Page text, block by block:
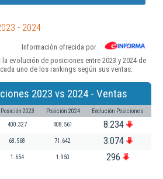
- 2024
Información ofrecida por
evolución de posiciones entre 2023 y 2024 de
uno de los rankings según sus ventas:
2023 vs 2024 - Ventas
Posición 2023 Posición 2024 Evolución Posiciones
400.327 408.561 8.234
68.568 71.642 3.074
1.654 1.950 296